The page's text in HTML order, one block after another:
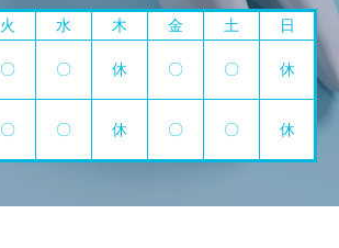
火 水 木 金 土
日
〇 〇 休 〇 〇 休
〇 〇 休 〇 〇 休